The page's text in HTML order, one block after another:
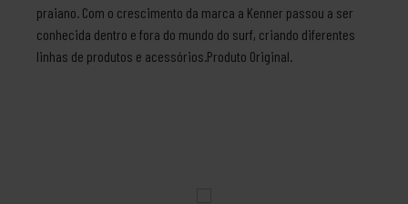
praiano. Com o crescimento da marca a Kenner passou a ser
conhecida dentro e fora do mundo do surf, criando diferentes
linhas de produtos e acessórios.Produto Original.